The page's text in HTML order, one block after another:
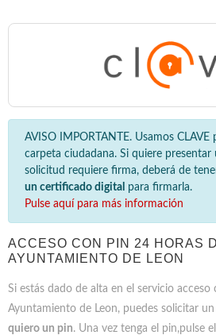
AVISO IMPORTANTE. Usamos CLAVE
carpeta ciudadana. Si quiere presentar
solicitud requiere firma, deberá de
un certificado digital para firmarla.
Pulse aquí para más información
ACCESO CON PIN 24 HORAS
AYUNTAMIENTO DE LEON
Si estás dado de alta en el servicio acceso
Ayuntamiento de Leon, puedes solicitar
quiero un pin. Una vez tenga el pin,pulse